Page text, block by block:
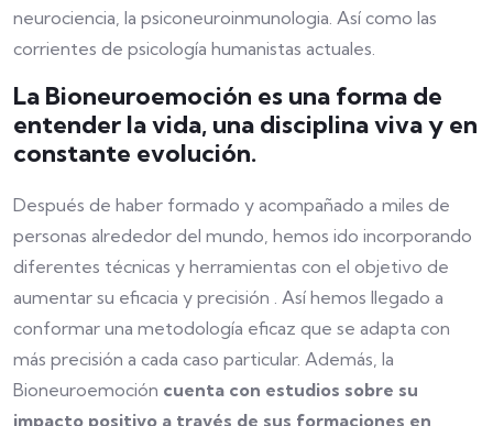
neurociencia, la psiconeuroinmunologia. Así como las
corrientes de psicología humanistas actuales.
La Bioneuroemoción es una forma de
entender la vida, una disciplina viva y en
constante evolución.
Después de haber formado y acompañado a miles de
personas alrededor del mundo, hemos ido incorporando
diferentes técnicas y herramientas con el objetivo de
aumentar su eficacia y precisión . Así hemos llegado a
conformar una metodología eficaz que se adapta con
más precisión a cada caso particular. Además, la
Bioneuroemoción cuenta con estudios sobre su
impacto positivo a través de sus formaciones en